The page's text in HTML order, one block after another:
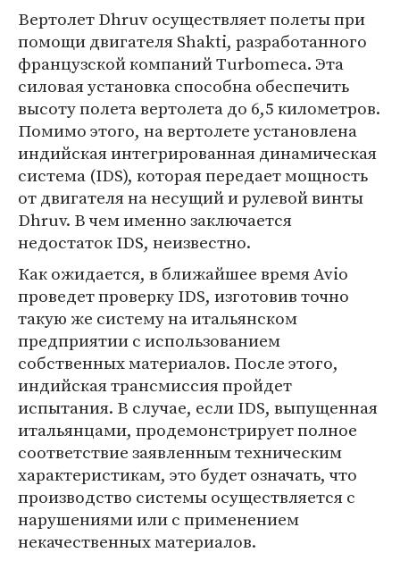
Вертолет Dhruv осуществляет полеты при
помощи двигателя Shakti, разработанного
французской компаний Turbomeca. Эта
силовая установка способна обеспечить
высоту полета вертолета до 6,5 километров.
Помимо этого, на вертолете установлена
индийская интегрированная динамическая
система (IDS), которая передает мощность
от двигателя на несущий и рулевой винты
Dhruv. В чем именно заключается
недостаток IDS, неизвестно.
Как ожидается, в ближайшее время Avio
проведет проверку IDS, изготовив точно
такую же систему на итальянском
предприятии с использованием
собственных материалов. После этого,
индийская трансмиссия пройдет
испытания. В случае, если IDS, выпущенная
итальянцами, продемонстрирует полное
соответствие заявленным техническим
характеристикам, это будет означать, что
производство системы осуществляется с
нарушениями или с применением
некачественных материалов.